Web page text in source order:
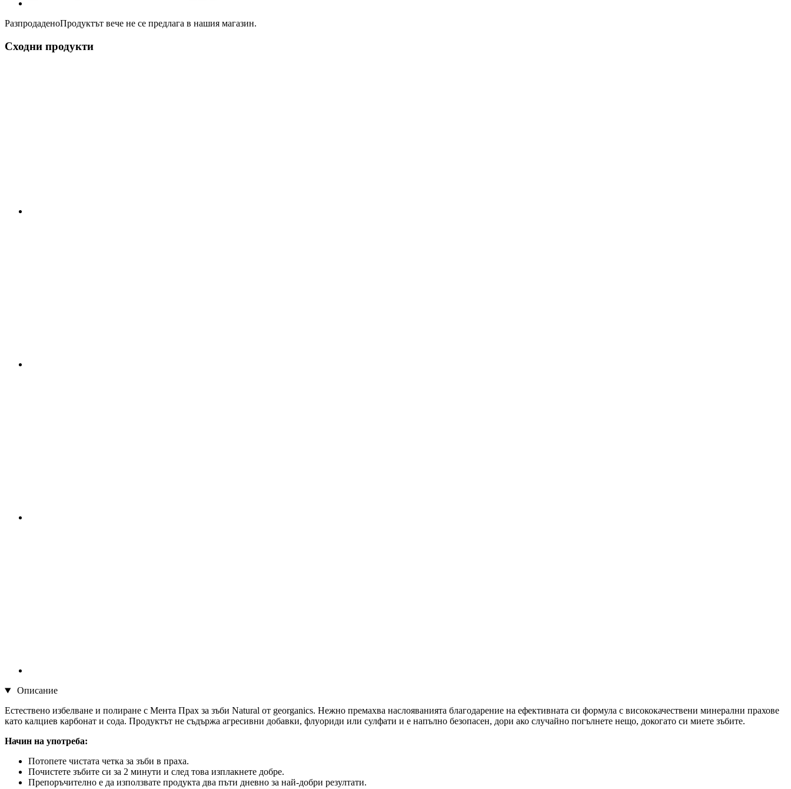
РазпродаденоПродуктът вече не се предлага в нашия магазин.
Сходни продукти
Описание
Естествено избелване и полиране с Мента Прах за зъби Natural от georganics. Нежно премахва наслояванията благодарение на ефективната си формула с висококачествени минерални прахове
като калциев карбонат и сода. Продуктът не съдържа агресивни добавки, флуориди или сулфати и е напълно безопасен, дори ако случайно погълнете нещо, докогато си миете зъбите.
Начин на употреба:
Потопете чистата четка за зъби в праха.
Почистете зъбите си за 2 минути и след това изплакнете добре.
Препоръчително е да използвате продукта два пъти дневно за най-добри резултати.